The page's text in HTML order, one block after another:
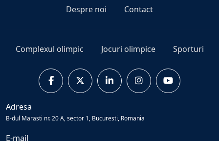
Despre noi Contact
Complexul olimpic Jocuri olimpice Sporturi
Adresa
B-dul Marasti nr. 20 A, sector 1, Bucuresti, Romania
E-mail